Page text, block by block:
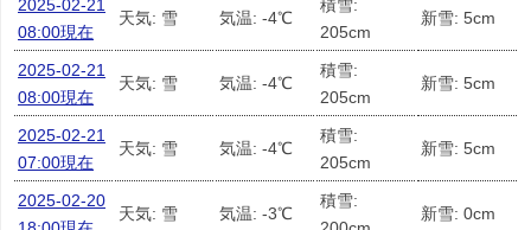
2025-02-21
08:00現在
天気: 雪 気温: -4℃
積雪:
205cm
新雪: 5cm
2025-02-21
08:00現在
天気: 雪 気温: -4℃
積雪:
205cm
新雪: 5cm
2025-02-21
07:00現在
天気: 雪 気温: -4℃
積雪:
205cm
新雪: 5cm
2025-02-20
天気: 雪 気温: -3℃
積雪:
新雪: 0cm